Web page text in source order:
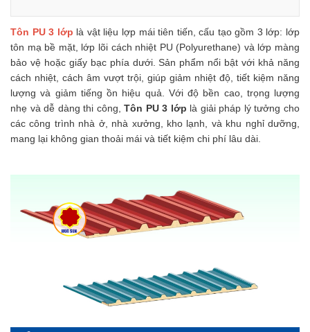
Tôn PU 3 lớp là vật liệu lợp mái tiên tiến, cấu tạo gồm 3 lớp: lớp
tôn mạ bề mặt, lớp lõi cách nhiệt PU (Polyurethane) và lớp màng
bảo vệ hoặc giấy bạc phía dưới. Sản phẩm nổi bật với khả năng
cách nhiệt, cách âm vượt trội, giúp giảm nhiệt độ, tiết kiệm năng
lượng và giảm tiếng ồn hiệu quả. Với độ bền cao, trọng lượng
nhẹ và dễ dàng thi công,Tôn PU 3 lớp là giải pháp lý tưởng cho
các công trình nhà ở, nhà xưởng, kho lạnh, và khu nghỉ dưỡng,
mang lại không gian thoải mái và tiết kiệm chi phí lâu dài.